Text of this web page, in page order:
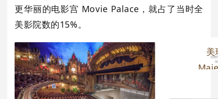
更华丽的电影宫 Movie Palace，就占了当时全
美影院数的15%。